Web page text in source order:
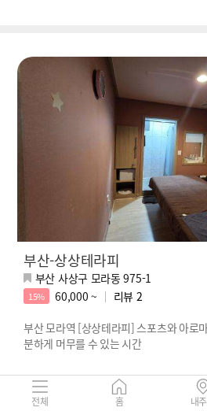
부산-상상테라피
부산 사상구 모라동 975-1
15% 60,000 ~ 리뷰 2
부산 모라역 [상상테라피] 스포츠와 아로
분하게 머무를 수 있는 시간
전체 홈 내